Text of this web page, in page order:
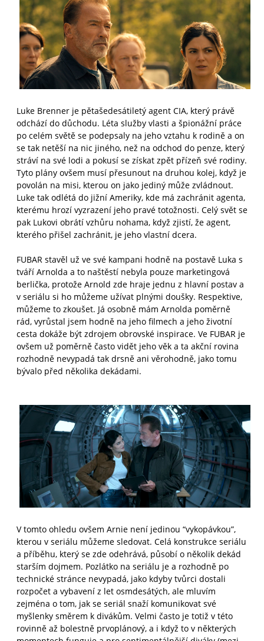
Luke Brenner je pětašedesátiletý agent CIA, který právě
odchází do důchodu. Léta služby vlasti a špionážní práce
po celém světě se podepsaly na jeho vztahu k rodině a on
se tak netěší na nic jiného, než na odchod do penze, který
stráví na své lodi a pokusí se získat zpět přízeň své rodiny.
Tyto plány ovšem musí přesunout na druhou kolej, když je
povolán na misi, kterou on jako jediný může zvládnout.
Luke tak odlétá do jižní Ameriky, kde má zachránit agenta,
kterému hrozí vyzrazení jeho pravé totožnosti. Celý svět se
pak Lukovi obrátí vzhůru nohama, když zjistí, že agent,
kterého přišel zachránit, je jeho vlastní dcera.
FUBAR stavěl už ve své kampani hodně na postavě Luka s
tváří Arnolda a to naštěstí nebyla pouze marketingová
berlička, protože Arnold zde hraje jednu z hlavní postav a
v seriálu si ho můžeme užívat plnými doušky. Respektive,
můžeme to zkoušet. Já osobně mám Arnolda poměrně
rád, vyrůstal jsem hodně na jeho filmech a jeho životní
cesta dokáže být zdrojem obrovské inspirace. Ve FUBAR je
ovšem už poměrně často vidět jeho věk a ta akční rovina
rozhodně nevypadá tak drsně ani věrohodně, jako tomu
bývalo před několika dekádami.
V tomto ohledu ovšem Arnie není jedinou “vykopávkou”,
kterou v seriálu můžeme sledovat. Celá konstrukce seriálu
a příběhu, který se zde odehrává, působí o několik dekád
starším dojmem. Pozlátko na seriálu je a rozhodně po
technické stránce nevypadá, jako kdyby tvůrci dostali
rozpočet a vybavení z let osmdesátých, ale mluvím
zejména o tom, jak se seriál snaží komunikovat své
myšlenky směrem k divákům. Velmi často je totiž v této
rovinně až bolestně prvoplánový, a i když to v některých